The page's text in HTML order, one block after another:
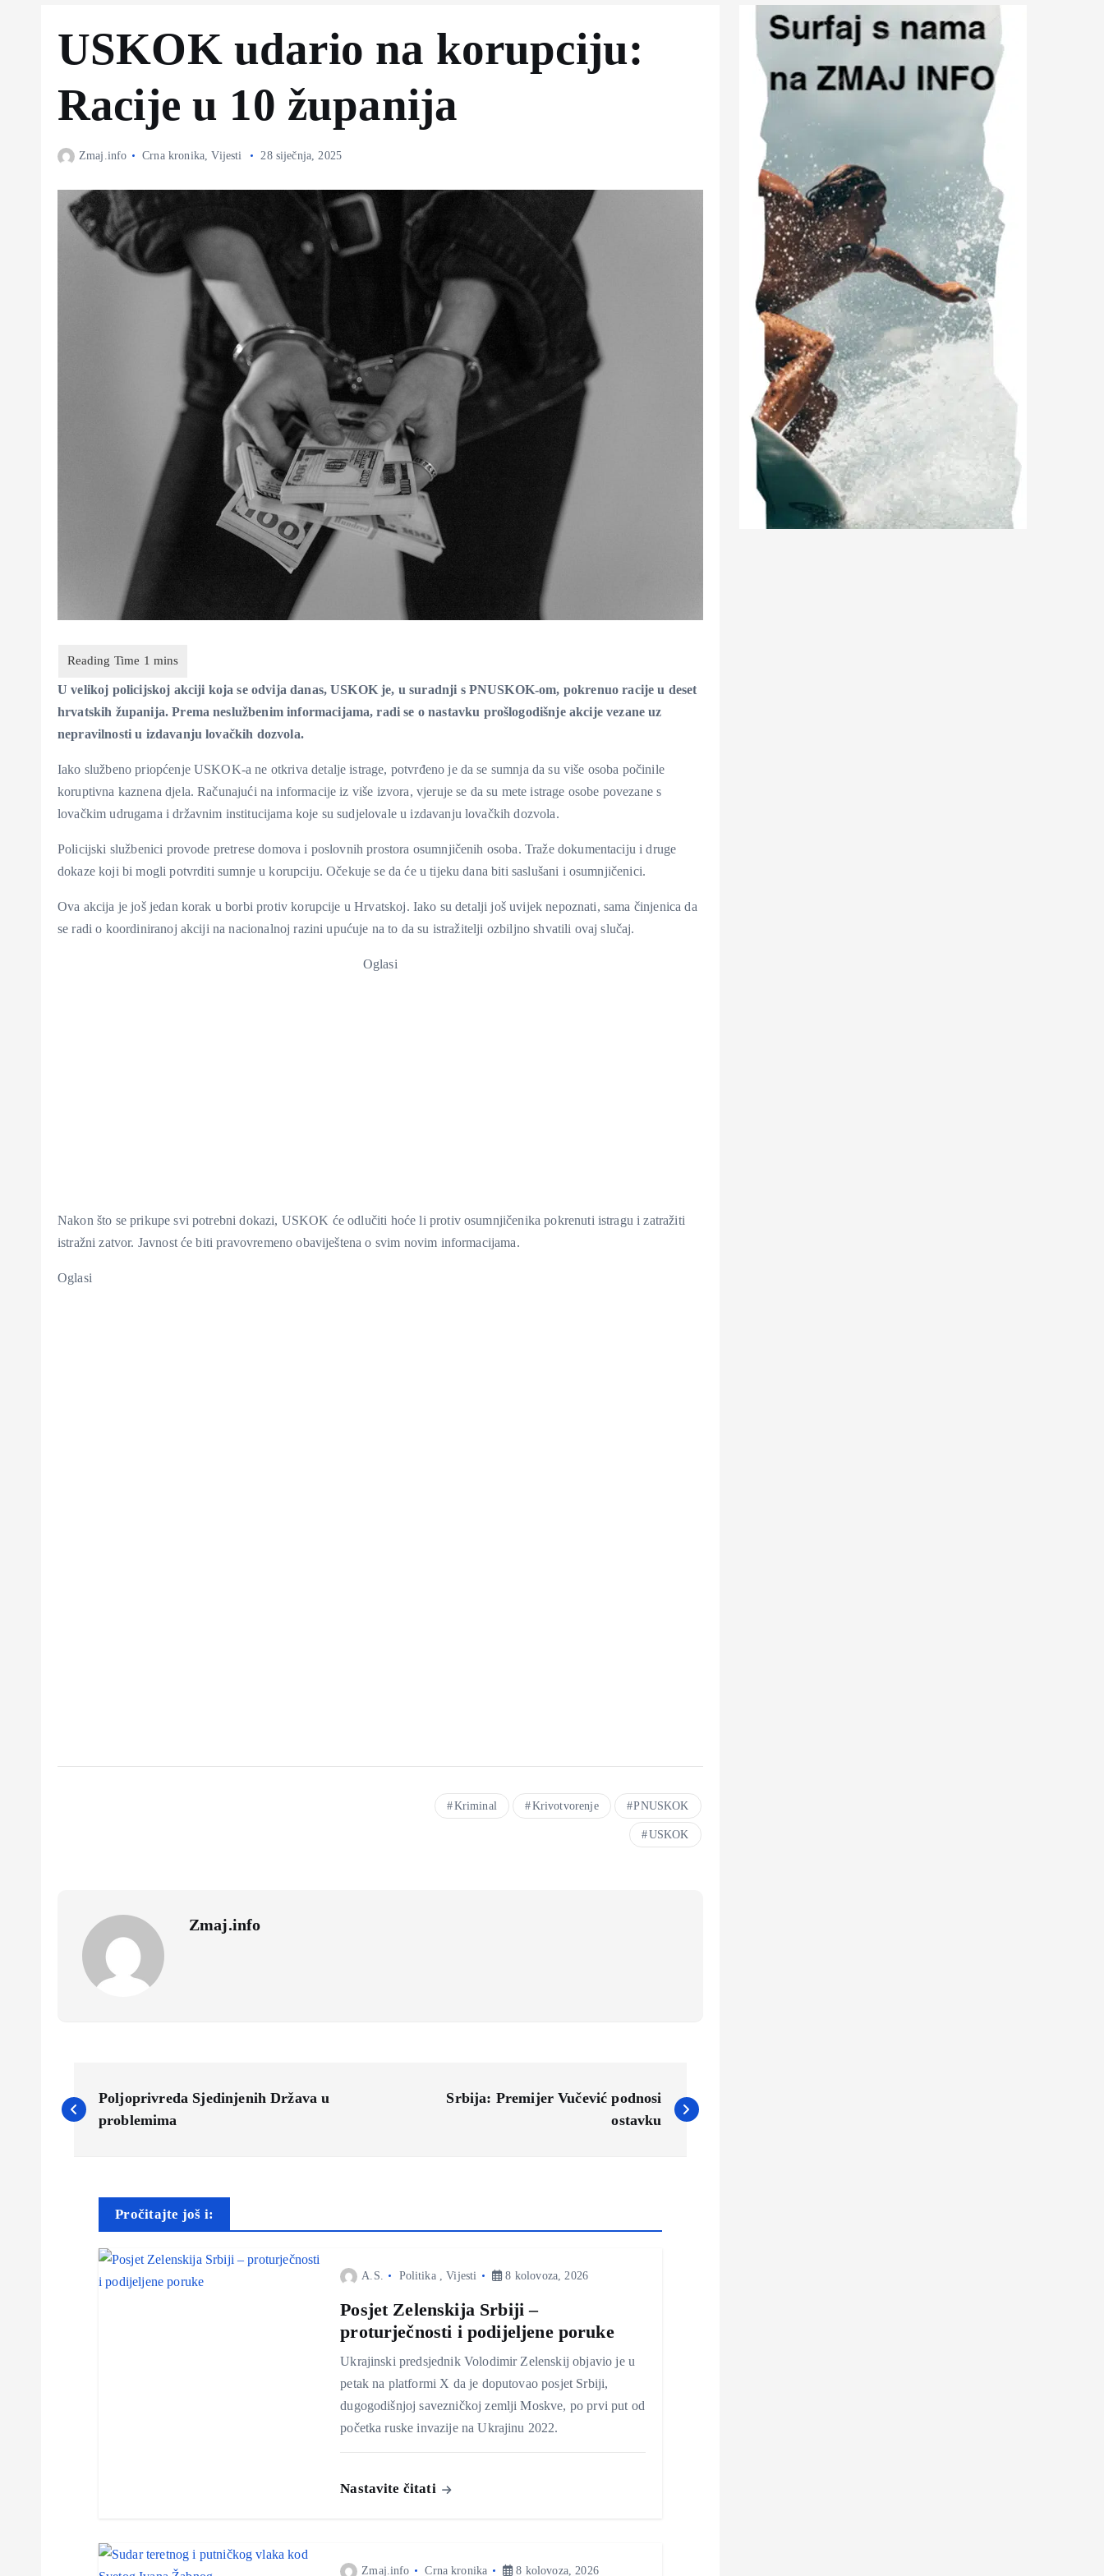
USKOK udario na korupciju:
Racije u 10 županija
Zmaj.info Crna kronika,Vijesti 28 siječnja, 2025
U velikoj policijskoj akciji koja se odvija danas, USKOK je, u suradnji s PNUSKOK-om, pokrenuo racije u deset
hrvatskih županija. Prema neslužbenim informacijama, radi se o nastavku prošlogodišnje akcije vezane uz
nepravilnosti u izdavanju lovačkih dozvola.
Iako službeno priopćenje USKOK-a ne otkriva detalje istrage, potvrđeno je da se sumnja da su više osoba počinile
koruptivna kaznena djela. Računajući na informacije iz više izvora, vjeruje se da su mete istrage osobe povezane s
lovačkim udrugama i državnim institucijama koje su sudjelovale u izdavanju lovačkih dozvola.
Policijski službenici provode pretrese domova i poslovnih prostora osumnjičenih osoba. Traže dokumentaciju i druge
dokaze koji bi mogli potvrditi sumnje u korupciju. Očekuje se da će u tijeku dana biti saslušani i osumnjičenici.
Ova akcija je još jedan korak u borbi protiv korupcije u Hrvatskoj. Iako su detalji još uvijek nepoznati, sama činjenica da
se radi o koordiniranoj akciji na nacionalnoj razini upućuje na to da su istražitelji ozbiljno shvatili ovaj slučaj.
Oglasi
Nakon što se prikupe svi potrebni dokazi, USKOK će odlučiti hoće li protiv osumnjičenika pokrenuti istragu i zatražiti
istražni zatvor. Javnost će biti pravovremeno obaviještena o svim novim informacijama.
Oglasi
Kriminal Krivotvorenje PNUSKOK
USKOK
Zmaj.info
a
Poljoprivreda Sjedinjenih Država u
problemima
Srbija: Premijer Vučević podnosi
ostavku
Pročitajte još i:
A.S. Politika,Vijesti 8 kolovoza, 2026
Posjet Zelenskija Srbiji –
proturječnosti i podijeljene poruke
Ukrajinski predsjednik Volodimir Zelenskij objavio je u
petak na platformi X da je doputovao posjet Srbiji,
dugogodišnjoj savezničkoj zemlji Moskve, po prvi put od
početka ruske invazije na Ukrajinu 2022.
Nastavite čitati
Zmaj.info Crna kronika 8 kolovoza, 2026